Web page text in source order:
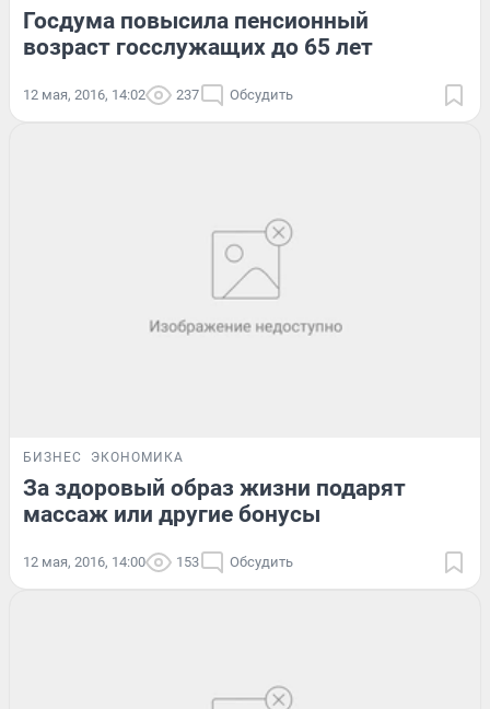
Госдума повысила пенсионный
возраст госслужащих до 65 лет
12 мая, 2016, 14:02 237 Обсудить
БИЗНЕС ЭКОНОМИКА
За здоровый образ жизни подарят
массаж или другие бонусы
12 мая, 2016, 14:00 153 Обсудить